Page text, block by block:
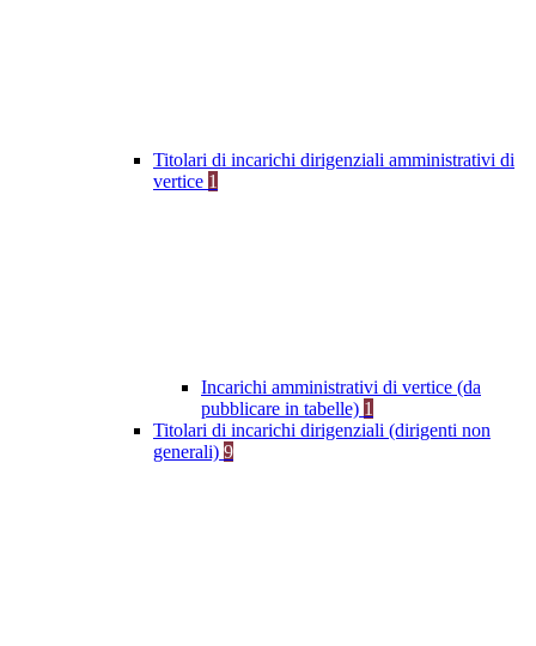
Titolari di incarichi dirigenziali amministrativi di
vertice 1
Incarichi amministrativi di vertice (da
pubblicare in tabelle) 1
Titolari di incarichi dirigenziali (dirigenti non
generali) 9